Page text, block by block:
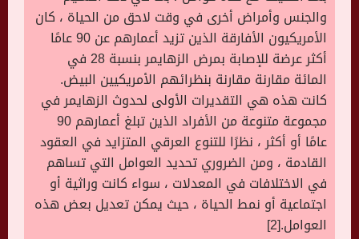
والجنس وأمراض أخرى في وقت لاحق من الحياة ، كان
الأمريكيون الأفارقة الذين تزيد أعمارهم عن 90 عامًا
أكثر عرضة للإصابة بمرض الزهايمر بنسبة 28 في
المائة مقارنة مقارنة بنظرائهم الأمريكيين البيض.
كانت هذه هي التقديرات الأولى لحدوث الزهايمر في
مجموعة متنوعة من الأفراد الذين تبلغ أعمارهم 90
عامًا أو أكثر ، نظرًا للتنوع العرقي المتزايد في العقود
القادمة ، ومن الضروري تحديد العوامل التي تساهم
في الاختلافات في المعدلات ، سواء كانت وراثية أو
اجتماعية أو نمط الحياة ، حيث يمكن تعديل بعض هذه
العوامل.[2]